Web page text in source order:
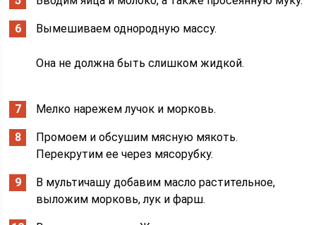
Вымешиваем однородную массу.
Она не должна быть слишком жидкой.
Мелко нарежем лучок и морковь.
Промоем и обсушим мясную мякоть.
Перекрутим ее через мясорубку.
В мультичашу добавим масло растительное,
выложим морковь, лук и фарш.